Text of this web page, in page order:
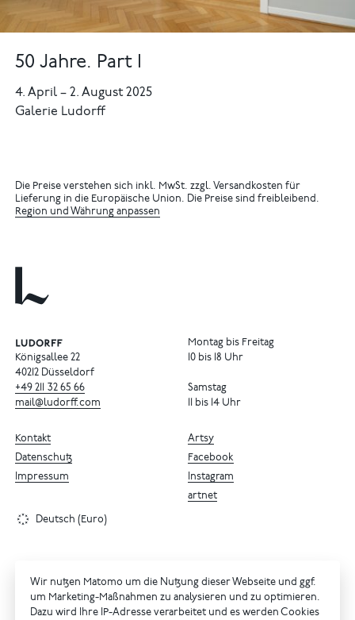
50 Jahre. Part I
4. April–2. August 2025
Galerie Ludorff
Die Preise verstehen sich inkl. MwSt. zzgl. Versandkosten für
Lieferung in die Europäische Union. Die Preise sind freibleibend.
Region und Währung anpassen
Königsallee 22
40212 Düsseldorf
+49 211 32 65 66
mail@ludorff.com
Montag bis Freitag
10 bis 18 Uhr
Samstag
11 bis 14 Uhr
Artsy
Facebook
Instagram
artnet
Kontakt
Datenschutz
Impressum
Deutsch (Euro)
Wir nutzen Matomo um die Nutzung dieser Webseite und ggf.
um Marketing-Maßnahmen zu analysieren und zu optimieren.
Dazu wird Ihre IP-Adresse verarbeitet und es werden Cookies